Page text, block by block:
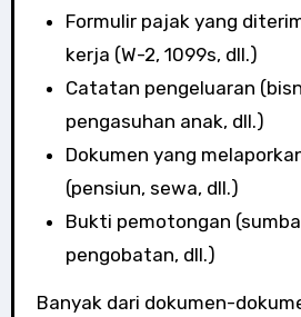
Formulir pajak yang
kerja (W-2, 1099s, dll.)
Catatan pengeluaran
pengasuhan anak, dll.)
Dokumen yang
(pensiun, sewa, dll.)
Bukti pemotongan
pengobatan, dll.)
Banyak dari dokumen-